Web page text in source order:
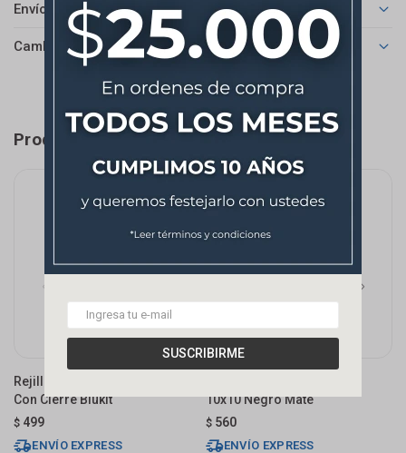
SUSCRIBIRME
Envíos
Cambios y Devoluciones
Productos que te pueden interesar
Rejilla Acero Inoxidable 10x10
Con Cierre Blukit
$ 499
ENVÍO EXPRESS
10x10 Negro Mate
$ 560
ENVÍO EXPRESS